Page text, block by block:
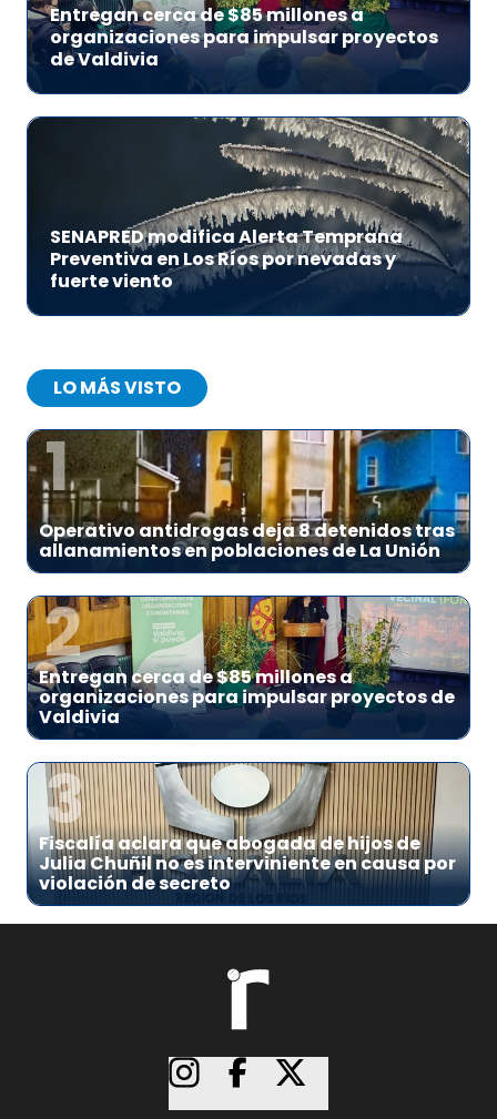
Entregan cerca de $85 millones a
organizaciones para impulsar proyectos
de Valdivia
SENAPRED modifica Alerta Temprana
Preventiva en Los Ríos por nevadas y
fuerte viento
LO MÁS VISTO
1
Operativo antidrogas deja 8 detenidos tras
allanamientos en poblaciones de La Unión
2
Entregan cerca de $85 millones a
organizaciones para impulsar proyectos de
Valdivia
3
Fiscalía aclara que abogada de hijos de
Julia Chuñil no es interviniente en causa por
violación de secreto